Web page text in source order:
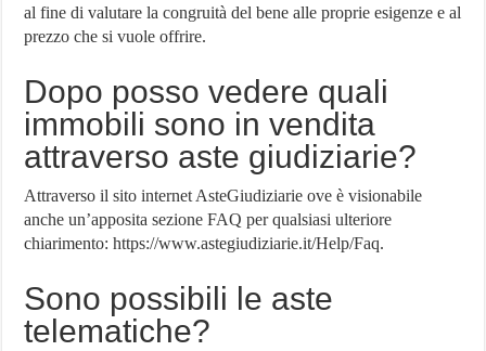
al fine di valutare la congruità del bene alle proprie esigenze e al
prezzo che si vuole offrire.
Dopo posso vedere quali
immobili sono in vendita
attraverso aste giudiziarie?
Attraverso il sito internet AsteGiudiziarie ove è visionabile
anche un’apposita sezione FAQ per qualsiasi ulteriore
chiarimento: https://www.astegiudiziarie.it/Help/Faq.
Sono possibili le aste
telematiche?